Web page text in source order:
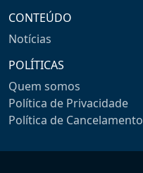
CONTEÚDO
Notícias
POLÍTICAS
Quem somos
Política de Privacidade
Política de Cancelamento